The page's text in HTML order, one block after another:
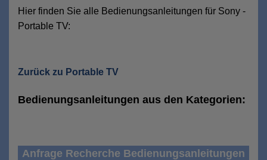
Hier finden Sie alle Bedienungsanleitungen für Sony -
Portable TV:
Zurück zu Portable TV
Bedienungsanleitungen aus den Kategorien:
Anfrage Recherche Bedienungsanleitungen